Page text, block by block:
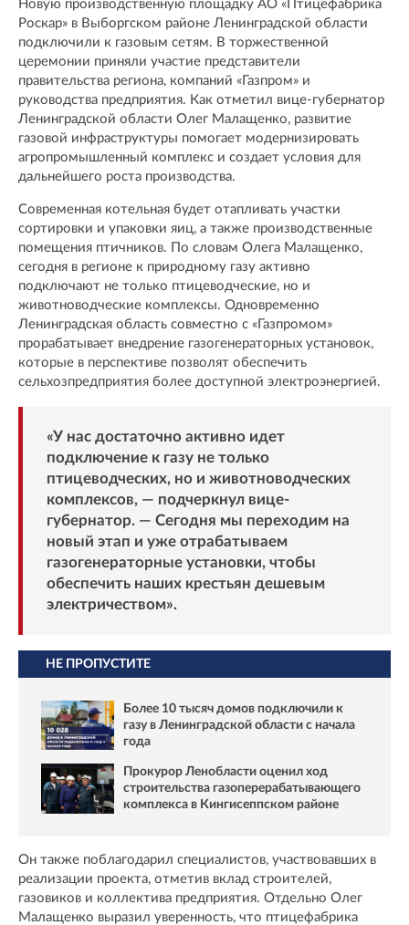
Новую производственную площадку АО «Птицефабрика
Роскар» в Выборгском районе Ленинградской области
подключили к газовым сетям. В торжественной
церемонии приняли участие представители
правительства региона, компаний «Газпром» и
руководства предприятия. Как отметил вице-губернатор
Ленинградской области Олег Малащенко, развитие
газовой инфраструктуры помогает модернизировать
агропромышленный комплекс и создает условия для
дальнейшего роста производства.
Современная котельная будет отапливать участки
сортировки и упаковки яиц, а также производственные
помещения птичников. По словам Олега Малащенко,
сегодня в регионе к природному газу активно
подключают не только птицеводческие, но и
животноводческие комплексы. Одновременно
Ленинградская область совместно с «Газпромом»
прорабатывает внедрение газогенераторных установок,
которые в перспективе позволят обеспечить
сельхозпредприятия более доступной электроэнергией.
«У нас достаточно активно идет
подключение к газу не только
птицеводческих, но и животноводческих
комплексов, — подчеркнул вице-
губернатор. — Сегодня мы переходим на
новый этап и уже отрабатываем
газогенераторные установки, чтобы
обеспечить наших крестьян дешевым
электричеством».
НЕ ПРОПУСТИТЕ
Более 10 тысяч домов подключили к
газу в Ленинградской области с начала
года
Прокурор Ленобласти оценил ход
строительства газоперерабатывающего
комплекса в Кингисеппском районе
Он также поблагодарил специалистов, участвовавших в
реализации проекта, отметив вклад строителей,
газовиков и коллектива предприятия. Отдельно Олег
Малащенко выразил уверенность, что птицефабрика